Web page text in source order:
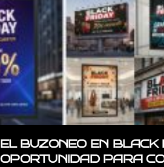
EL BUZONEO EN BLACK
OPORTUNIDAD PARA